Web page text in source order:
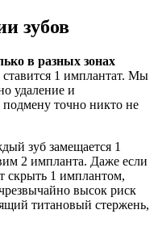
зубов
в разных зонах
ставится 1 имплантат. Мы
удаление и
точно никто не
зуб замещается 1
2 импланта. Даже если
скрыть 1 имплантом,
высок риск
титановый стержень,